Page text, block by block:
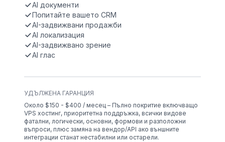
AI документи
Попитайте вашето CRM
AI-задвижвани продажби
AI локализация
AI-задвижвано зрение
AI глас
УДЪЛЖЕНА ГАРАНЦИЯ
Около $150 - $400 / месец – Пълно покритие включващо
VPS хостинг, приоритетна поддръжка, всички видове
фатални, логически, основни, формови и разположни
въпроси, плюс замяна на вендор/API ако външните
интеграции станат нестабилни или остарели.